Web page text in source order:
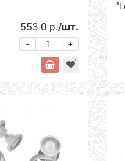
553.0 р./шт.
+
-